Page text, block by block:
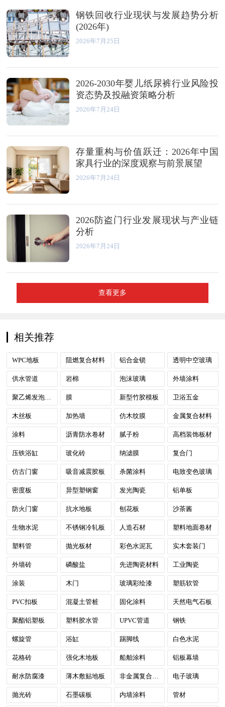
钢铁回收行业现状与发展趋势分析
(2026年)
2026年7月25日
2026-2030年婴儿纸尿裤行业风险投
资态势及投融资策略分析
2026年7月24日
存量重构与价值跃迁：2026年中国
家具行业的深度观察与前景展望
2026年7月24日
2026防盗门行业发展现状与产业链
分析
2026年7月24日
查看更多
相关推荐
WPC地板 阻燃复合材料 铝合金锁 透明中空玻璃
供水管道 岩棉 泡沫玻璃 外墙涂料
膜 新型竹胶模板 卫浴五金
木丝板 加热墙 仿木纹膜 金属复合材料
涂料 沥青防水卷材 腻子粉 高档装饰板材
压铁浴缸 玻化砖 纳滤膜 复合门
仿古门窗 吸音减震胶板 杀菌涂料 电致变色玻璃
密度板 异型塑钢窗 发光陶瓷 铝单板
防火门窗 抗水地板 刨花板 沙茶酱
生物水泥 不锈钢冷轧板 人造石材 塑料地面卷材
塑料管 抛光板材 彩色水泥瓦 实木套装门
外墙砖 磷酸盐 先进陶瓷材料 工业陶瓷
涂装 木门 玻璃彩绘漆 塑筋软管
PVC扣板 混凝土管桩 固化涂料 天然电气石板
聚酯铝塑板 塑料胶水管 UPVC管道 钢铁
螺旋管 浴缸 踢脚线 白色水泥
花格砖 强化木地板 船舶涂料 铝板幕墙
耐水防腐漆 薄木敷贴地板 非金属复合材料 电子玻璃
抛光砖 石墨碳板 内墙涂料 管材